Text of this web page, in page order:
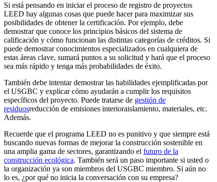
Si está pensando en iniciar el proceso de registro de proyectos
LEED hay algunas cosas que puede hacer para maximizar sus
posibilidades de obtener la certificación. Por ejemplo, debe
demostrar que conoce los principios básicos del sistema de
calificación y cómo funcionan las distintas categorías de créditos. Si
puede demostrar conocimientos especializados en cualquiera de
estas áreas clave, sumará puntos a su solicitud y hará que el proceso
sea más rápido y tenga más probabilidades de éxito.
También debe intentar demostrar las habilidades ejemplificadas por
el USGBC y explicar cómo ayudarán a cumplir los requisitos
específicos del proyecto. Puede tratarse de gestión de
residuosreducción de emisiones interioraislamiento, materiales, etc.
Además.
Recuerde que el programa LEED no es punitivo y que siempre está
buscando nuevas formas de mejorar la construcción sostenible en
una amplia gama de sectores, garantizando el futuro de la
construcción ecológica. También será un paso importante si usted o
la organización ya son miembros del USGBC miembro. Si aún no
lo es, ¿por qué no inicia la conversación con su empresa?